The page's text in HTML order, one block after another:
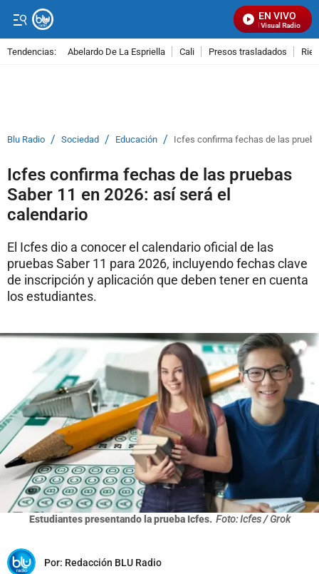
EN VIVO
Señal Visual Radio
Tendencias: Abelardo De La Espriella Cali Presos trasladados
Blu Radio / Sociedad / Educación / Icfes confirma fechas de las
Icfes confirma fechas de las pruebas
Saber 11 en 2026: así será el
calendario
El Icfes dio a conocer el calendario oficial de las
pruebas Saber 11 para 2026, incluyendo fechas clave
de inscripción y aplicación que deben tener en cuenta
los estudiantes.
Estudiantes presentando la prueba Icfes. Foto: Icfes / Grok
Por: Redacción BLU Radio